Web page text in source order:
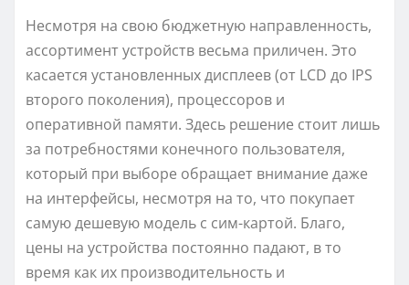
Несмотря на свою бюджетную направленность,
ассортимент устройств весьма приличен. Это
касается установленных дисплеев (от LCD до IPS
второго поколения), процессоров и
оперативной памяти. Здесь решение стоит лишь
за потребностями конечного пользователя,
который при выборе обращает внимание даже
на интерфейсы, несмотря на то, что покупает
самую дешевую модель с сим-картой. Благо,
цены на устройства постоянно падают, в то
время как их производительность и